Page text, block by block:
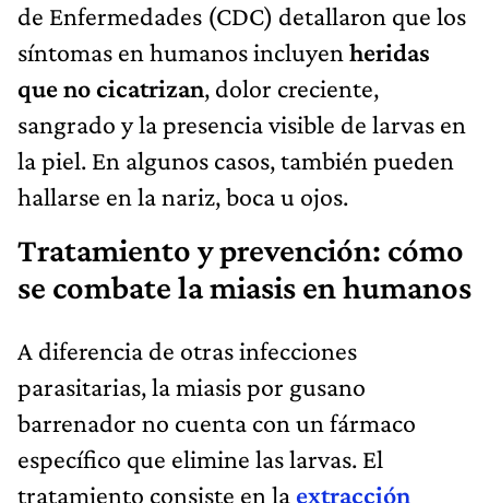
de Enfermedades (CDC) detallaron que los
síntomas en humanos incluyen heridas
que no cicatrizan, dolor creciente,
sangrado y la presencia visible de larvas en
la piel. En algunos casos, también pueden
hallarse en la nariz, boca u ojos.
Tratamiento y prevención: cómo
se combate la miasis en humanos
A diferencia de otras infecciones
parasitarias, la miasis por gusano
barrenador no cuenta con un fármaco
específico que elimine las larvas. El
tratamiento consiste en la extracción